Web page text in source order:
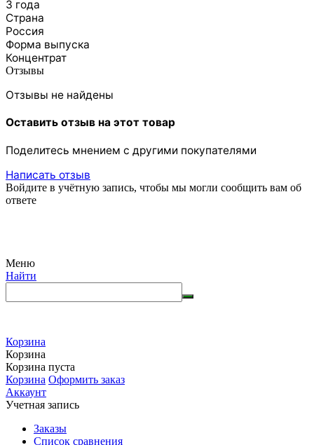
3 года
Страна
Россия
Форма выпуска
Концентрат
Отзывы
Отзывы не найдены
Оставить отзыв на этот товар
Поделитесь мнением с другими покупателями
Написать отзыв
Войдите в учётную запись, чтобы мы могли сообщить вам об
ответе
Меню
Найти
Корзина
Корзина
Корзина пуста
Корзина Оформить заказ
Аккаунт
Учетная запись
Заказы
Список сравнения